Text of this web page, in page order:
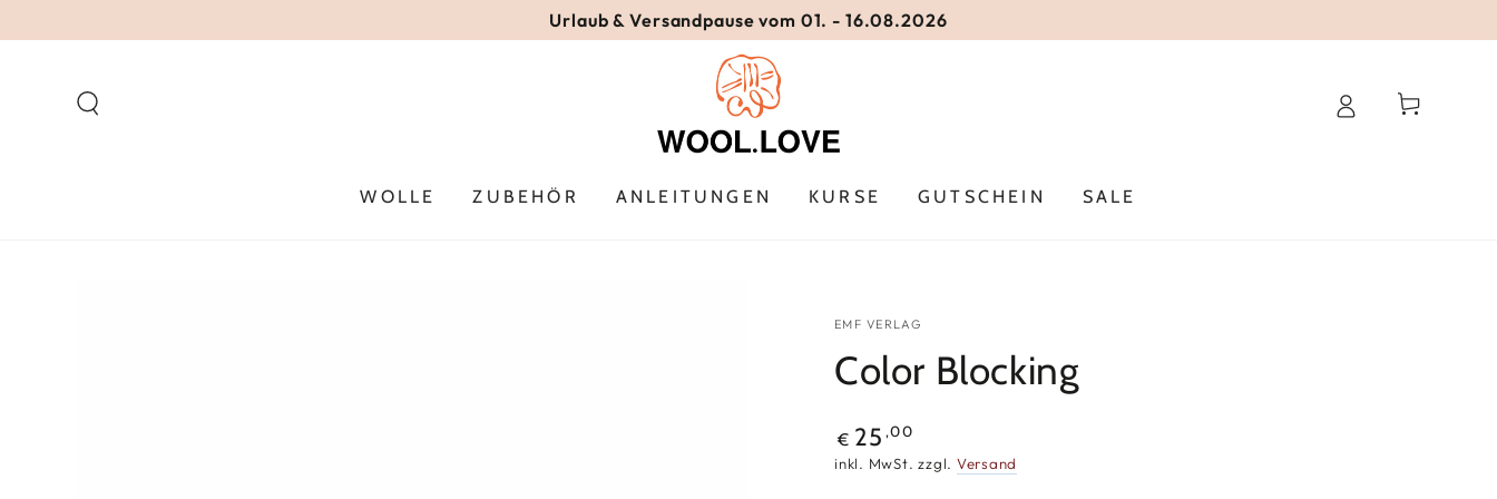
Urlaub & Versandpause vom 01. - 16.08.2026
WOLLE ZUBEHÖR ANLEITUNGEN KURSE GUTSCHEIN SALE
Warenkorb
EMF VERLAG
Color Blocking
Regulärer
Preis
€ 25 ,00
inkl. MwSt. zzgl. Versand